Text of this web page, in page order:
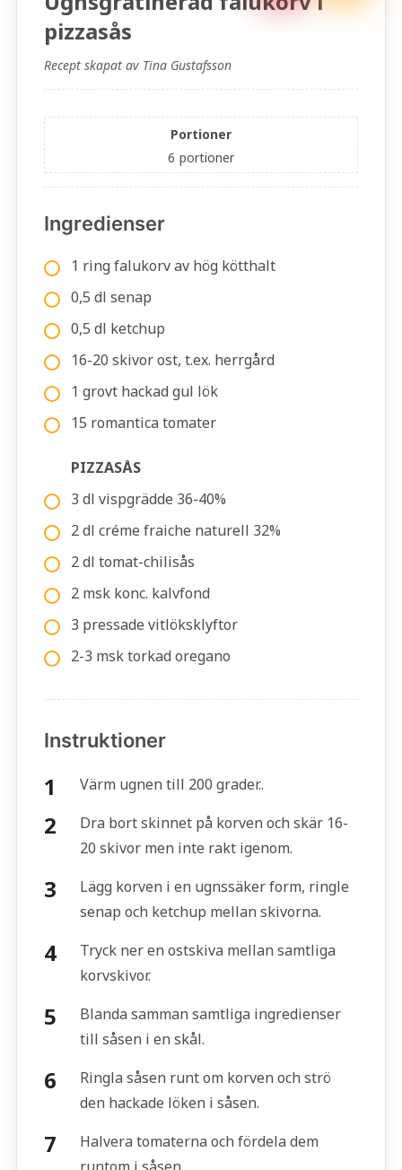
pizzasås
Recept skapat av Tina Gustafsson
Portioner
6 portioner
Ingredienser
1 ring falukorv av hög kötthalt
0,5 dl senap
0,5 dl ketchup
16-20 skivor ost, t.ex. herrgård
1 grovt hackad gul lök
15 romantica tomater
PIZZASÅS
3 dl vispgrädde 36-40%
2 dl créme fraiche naturell 32%
2 dl tomat-chilisås
2 msk konc. kalvfond
3 pressade vitlöksklyftor
2-3 msk torkad oregano
Instruktioner
Värm ugnen till 200 grader..
Dra bort skinnet på korven och skär 16-
20 skivor men inte rakt igenom.
Lägg korven i en ugnssäker form, ringle
senap och ketchup mellan skivorna.
Tryck ner en ostskiva mellan samtliga
korvskivor.
Blanda samman samtliga ingredienser
till såsen i en skål.
Ringla såsen runt om korven och strö
den hackade löken i såsen.
Halvera tomaterna och fördela dem